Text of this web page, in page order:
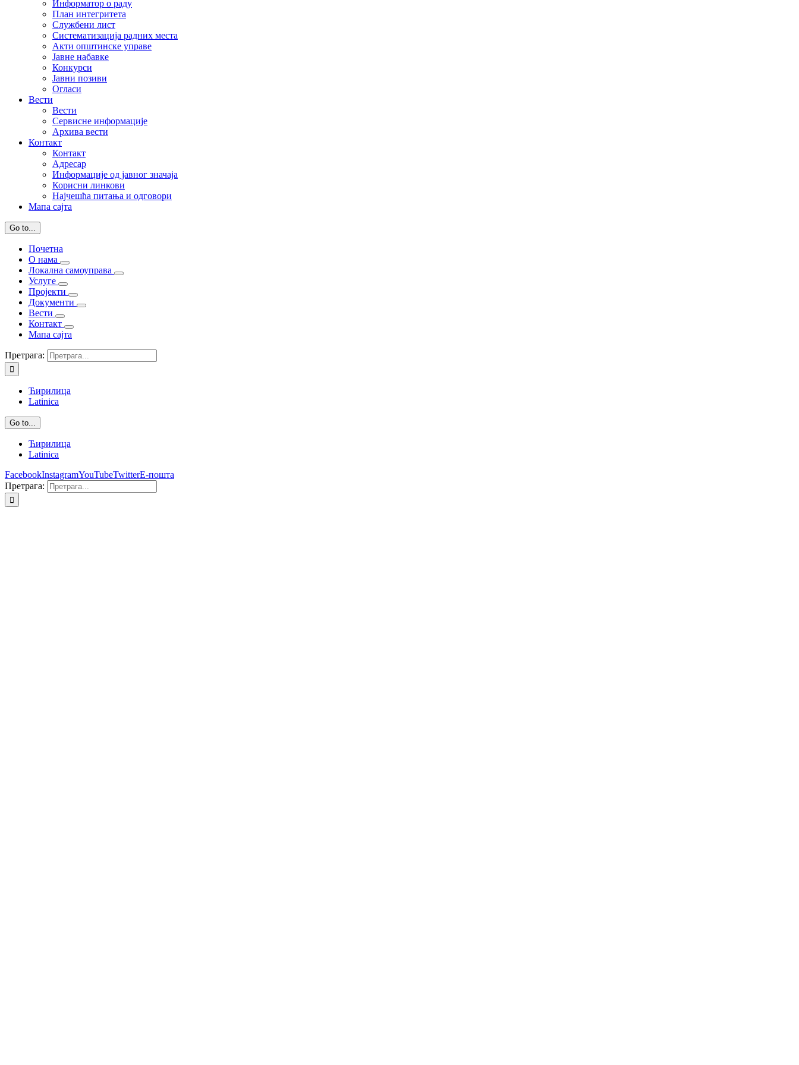
Информатор о раду
План интегритета
Службени лист
Систематизација радних места
Акти општинске управе
Јавне набавке
Конкурси
Јавни позиви
Огласи
Вести
Вести
Сервисне информације
Архива вести
Контакт
Контакт
Адресар
Информације од јавног значаја
Корисни линкови
Најчешћа питања и одговори
Мапа сајта
Go to...
Почетна
О нама
Локална самоуправа
Услуге
Пројекти
Документи
Вести
Контакт
Мапа сајта
Претрага:
Ћирилица
Latinica
Go to...
Ћирилица
Latinica
FacebookInstagramYouTubeTwitterЕ-пошта
Претрага: